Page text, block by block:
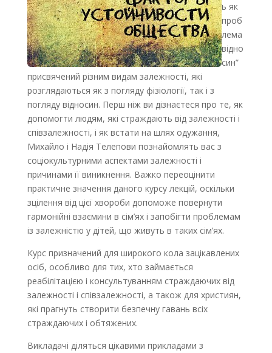
ь як
проб
лема
відно
син”
присвячений різним видам залежності, які
розглядаються як з погляду фізіології, так і з
погляду відносин. Перш ніж ви дізнаєтеся про те, як
допомогти людям, які страждають від залежності і
співзалежності, і як встати на шлях одужання,
Михайло і Надія Телепови познайомлять вас з
соціокультурними аспектами залежності і
причинами її виникнення. Важко переоцінити
практичне значення даного курсу лекцій, оскільки
зцілення від цієї хвороби допоможе повернути
гармонійні взаємини в сім’ях і запобігти проблемам
із залежністю у дітей, що живуть в таких сім’ях.
Курс призначений для широкого кола зацікавлених
осіб, особливо для тих, хто займається
реабілітацією і консультуванням страждаючих від
залежності і співзалежності, а також для християн,
які прагнуть створити безпечну гавань всіх
страждаючих і обтяжених.
Викладачі діляться цікавими прикладами з